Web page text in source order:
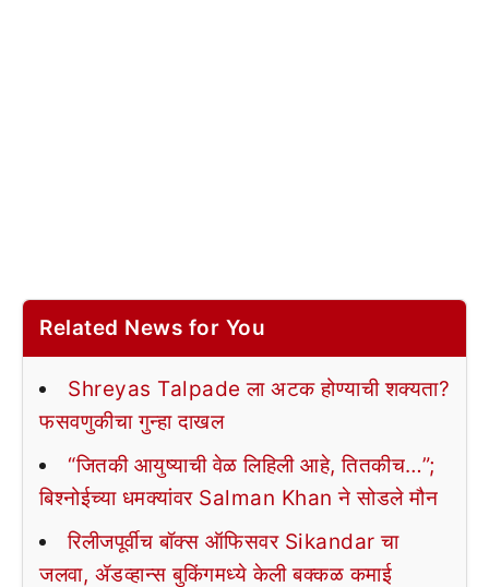
Related News for You
Shreyas Talpade ला अटक होण्याची शक्यता?
फसवणुकीचा गुन्हा दाखल
“जितकी आयुष्याची वेळ लिहिली आहे, तितकीच…”;
बिश्नोईच्या धमक्यांवर Salman Khan ने सोडले मौन
रिलीजपूर्वीच बॉक्स ऑफिसवर Sikandar चा
जलवा, ॲडव्हान्स बुकिंगमध्ये केली बक्कळ कमाई